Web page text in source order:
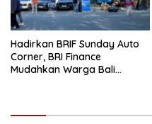
Hadirkan BRIF Sunday Auto
Corner, BRI Finance
Mudahkan Warga Bali